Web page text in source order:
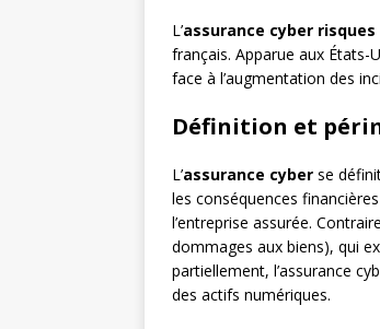
L’assurance cyber risques
français. Apparue aux États-
face à l’augmentation des
Définition et
L’assurance cyber se
les conséquences
l’entreprise assurée.
dommages aux biens), qui
partiellement, l’assurance
des actifs numériques.